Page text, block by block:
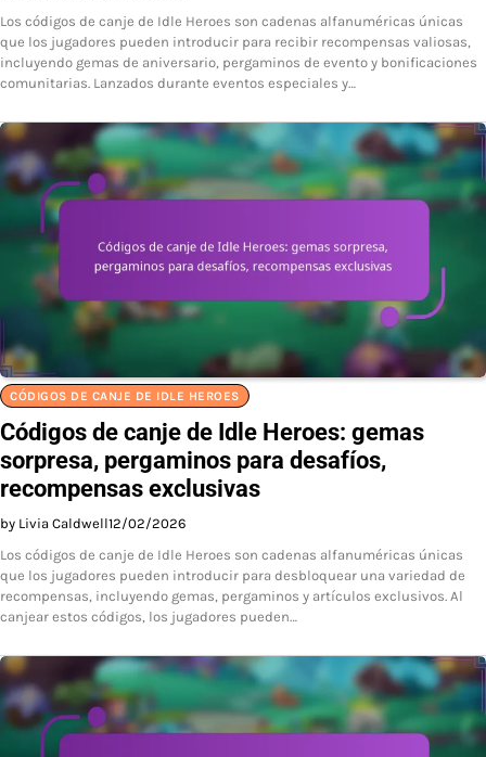
Los códigos de canje de Idle Heroes son cadenas alfanuméricas únicas
que los jugadores pueden introducir para recibir recompensas valiosas,
incluyendo gemas de aniversario, pergaminos de evento y bonificaciones
comunitarias. Lanzados durante eventos especiales y…
CÓDIGOS DE CANJE DE IDLE HEROES
Códigos de canje de Idle Heroes: gemas
sorpresa, pergaminos para desafíos,
recompensas exclusivas
by Livia Caldwell12/02/2026
Los códigos de canje de Idle Heroes son cadenas alfanuméricas únicas
que los jugadores pueden introducir para desbloquear una variedad de
recompensas, incluyendo gemas, pergaminos y artículos exclusivos. Al
canjear estos códigos, los jugadores pueden…